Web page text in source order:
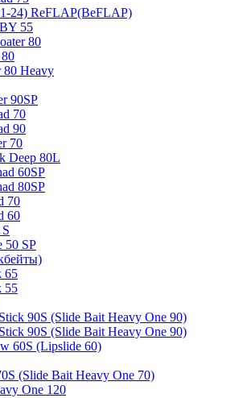
24) ReFLAP(BeFLAP)
55
80
80 Heavy
90SP
70
90
70
Deep 80L
60SP
80SP
70
60
50 SP
65
55
90S (Slide Bait Heavy One 90)
90S (Slide Bait Heavy One 90)
60S (Lipslide 60)
(Slide Bait Heavy One 70)
One 120